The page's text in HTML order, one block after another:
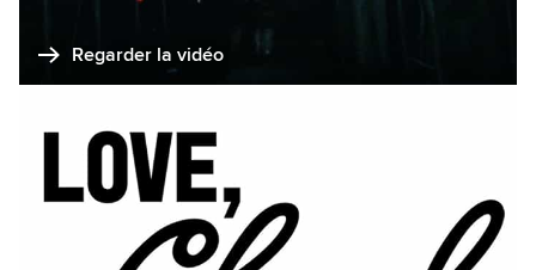
Regarder la vidéo